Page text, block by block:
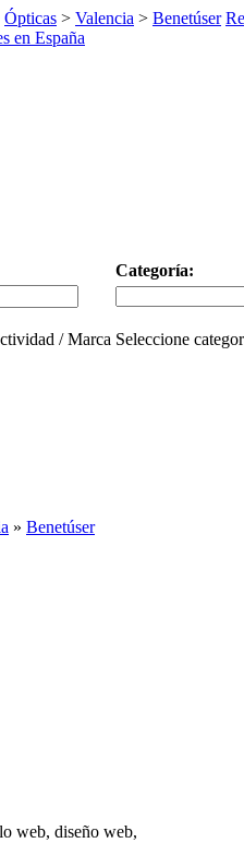
Ópticas > Valencia > Benetúser
Categoría:
/ Marca Seleccione
» Benetúser
web, diseño web,